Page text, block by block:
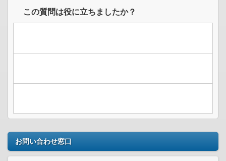
この質問は役に立ちましたか？
お問い合わせ窓口